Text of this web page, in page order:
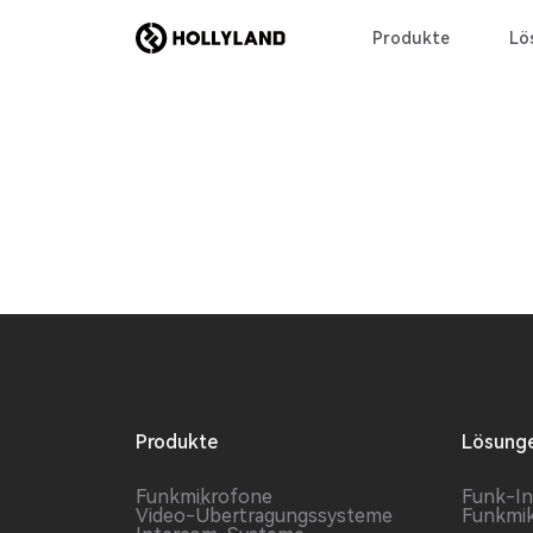
Produkte
Produkte
Funkmikrofone
Video-Übertragungssysteme
Funk-